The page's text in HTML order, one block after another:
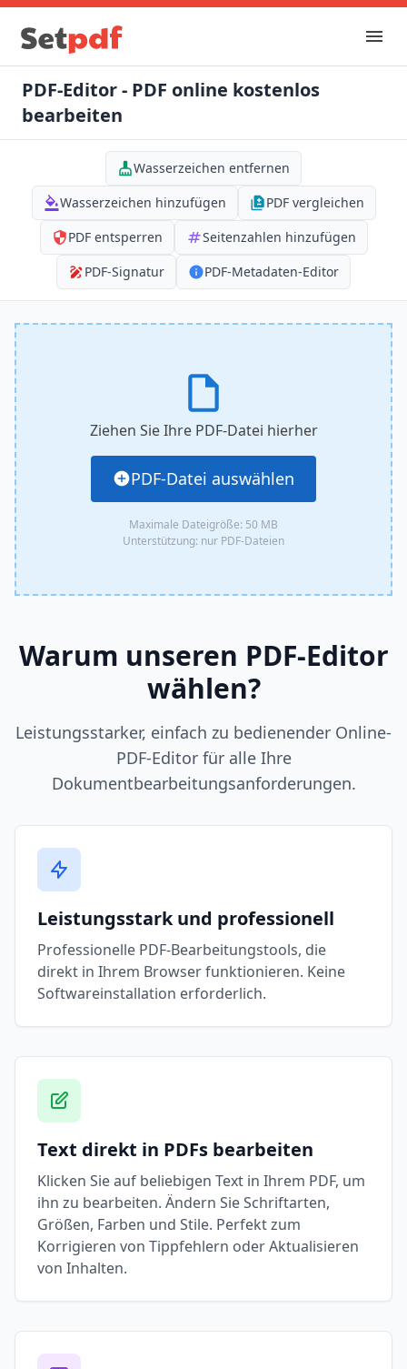
PDF-Editor - PDF online kostenlos
bearbeiten
Wasserzeichen entfernen
Wasserzeichen hinzufügen
PDF vergleichen
PDF entsperren
Seitenzahlen hinzufügen
PDF-Signatur
PDF-Metadaten-Editor
Ziehen Sie Ihre PDF-Datei hierher
PDF-Datei auswählen
Maximale Dateigröße: 50 MB
Unterstützung: nur PDF-Dateien
Warum unseren PDF-Editor
wählen?
Leistungsstarker, einfach zu bedienender Online-
PDF-Editor für alle Ihre
Dokumentbearbeitungsanforderungen.
Leistungsstark und professionell
Professionelle PDF-Bearbeitungstools, die
direkt in Ihrem Browser funktionieren. Keine
Softwareinstallation erforderlich.
Text direkt in PDFs bearbeiten
Klicken Sie auf beliebigen Text in Ihrem PDF, um
ihn zu bearbeiten. Ändern Sie Schriftarten,
Größen, Farben und Stile. Perfekt zum
Korrigieren von Tippfehlern oder Aktualisieren
von Inhalten.